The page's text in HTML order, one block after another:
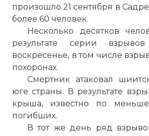
произошло 21 сентября в
более 60 человек.
Несколько десятков
результате серии
воскресенье, в том числе
похоронах.
Смертник атаковал
юге страны. В результате
крыша, известно по
погибших.
В тот же день ряд
☓